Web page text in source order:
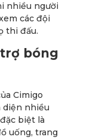
nhiều người
các đội
thi đấu.
bóng
Cimigo
diện nhiều
biệt là
uống, trang